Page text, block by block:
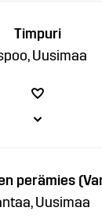
Timpuri
Uusimaa
perämies
Uusimaa